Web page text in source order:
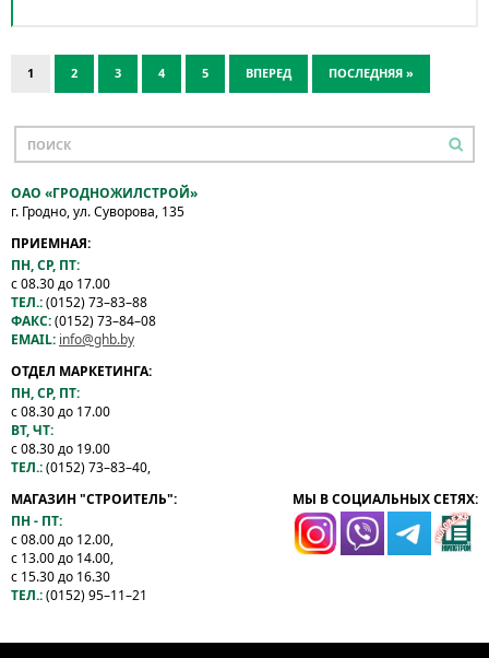
1 2 3 4 5 ВПЕРЕД ПОСЛЕДНЯЯ »
ОАО «ГРОДНОЖИЛСТРОЙ»
г. Гродно, ул. Суворова, 135
ПРИЕМНАЯ:
ПН, СР, ПТ:
с 08.30 до 17.00
ТЕЛ.:(0152) 73–83–88
ФАКС:(0152) 73–84–08
EMAIL: info@ghb.by
ОТДЕЛ МАРКЕТИНГА:
ПН, СР, ПТ:
с 08.30 до 17.00
ВТ, ЧТ:
с 08.30 до 19.00
ТЕЛ.:(0152) 73–83–40,
МАГАЗИН "СТРОИТЕЛЬ":
ПН - ПТ:
с 08.00 до 12.00,
с 13.00 до 14.00,
с 15.30 до 16.30
ТЕЛ.:(0152) 95–11–21
МЫ В СОЦИАЛЬНЫХ СЕТЯХ: